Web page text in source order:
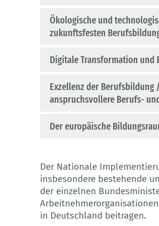
Ökologische und
zukunftsfesten
Digitale Transformation
Exzellenz der
anspruchsvollere Berufs-
Der europäische
Der Nationale
insbesondere bestehende
der einzelnen
in Deutschland beitragen.